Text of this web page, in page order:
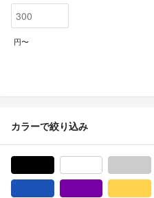
円〜
カラーで絞り込み